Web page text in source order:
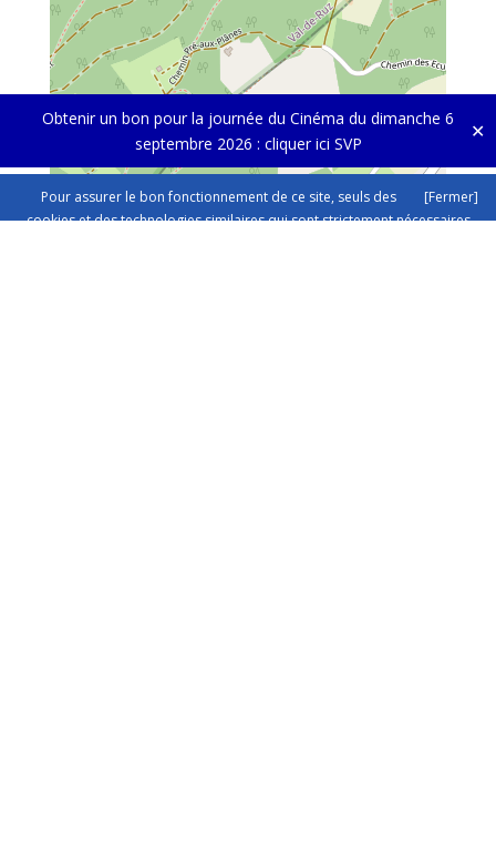
Obtenir un bon pour la journée du Cinéma du dimanche 6
septembre 2026 : cliquer ici SVP
✕
[Fermer]
Pour assurer le bon fonctionnement de ce site, seuls des
cookies et des technologies similaires qui sont strictement nécessaires